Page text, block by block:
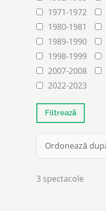
1971-1972
1980-1981
1989-1990
1998-1999
2007-2008
2022-2023
3 spectacole